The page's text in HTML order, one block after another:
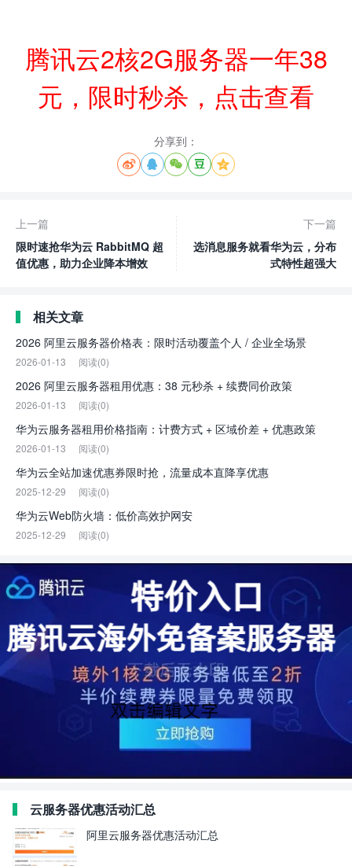
腾讯云2核2G服务器一年38
元，限时秒杀，点击查看
分享到：
    
上一篇
限时速抢华为云 RabbitMQ 超
值优惠，助力企业降本增效
下一篇
选消息服务就看华为云，分布
式特性超强大
相关文章
2026 阿里云服务器价格表：限时活动覆盖个人 / 企业全场景
2026-01-13 阅读(0)
2026 阿里云服务器租用优惠：38 元秒杀 + 续费同价政策
2026-01-13 阅读(0)
华为云服务器租用价格指南：计费方式 + 区域价差 + 优惠政策
2026-01-13 阅读(0)
华为云全站加速优惠券限时抢，流量成本直降享优惠
2025-12-29 阅读(0)
华为云Web防火墙：低价高效护网安
2025-12-29 阅读(0)
云服务器优惠活动汇总
阿里云服务器优惠活动汇总